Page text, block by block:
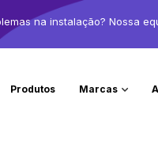
na instalação? Nossa
Produtos Marcas